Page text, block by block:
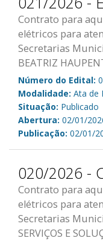
Contrato para
elétricos para
Secretarias
BEATRIZ
Número do Edital:
Modalidade: Ata de
Situação: Publicado
Abertura: 02/01/
Publicação: 02/01/
020/2026 -
Contrato para
elétricos para
Secretarias
SERVIÇOS E